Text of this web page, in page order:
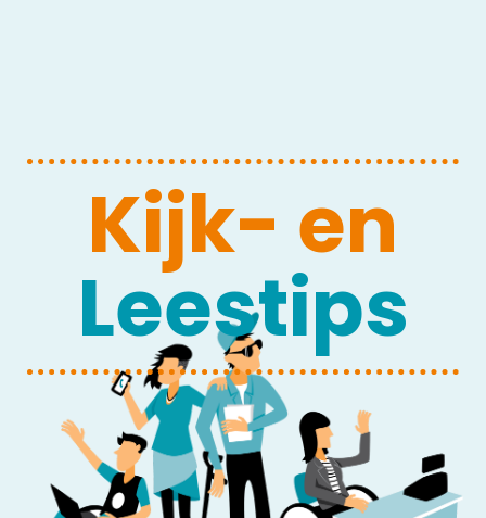
Kijk- en
Leestips